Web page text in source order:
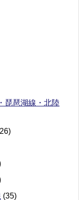
琵琶湖線・北陸
(35)